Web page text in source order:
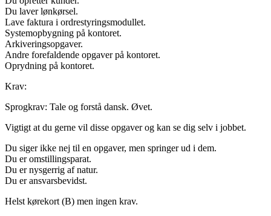
Du laver lønkørsel.
Lave faktura i ordrestyringsmodullet.
Systemopbygning på kontoret.
Arkiveringsopgaver.
Andre forefaldende opgaver på kontoret.
Oprydning på kontoret.
Krav:
Sprogkrav: Tale og forstå dansk. Øvet.
Vigtigt at du gerne vil disse opgaver og kan se dig selv i jobbet.
Du siger ikke nej til en opgaver, men springer ud i dem.
Du er omstillingsparat.
Du er nysgerrig af natur.
Du er ansvarsbevidst.
Helst kørekort (B) men ingen krav.